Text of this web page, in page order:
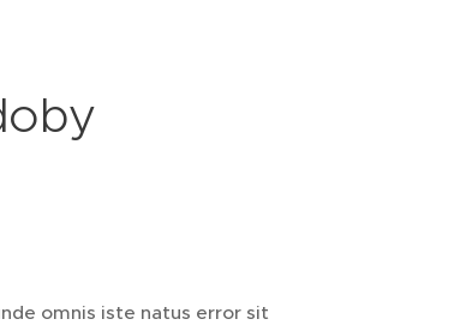
omnis iste natus error sit